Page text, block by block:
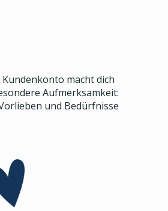
macht dich
Aufmerksamkeit:
und Bedürfnisse